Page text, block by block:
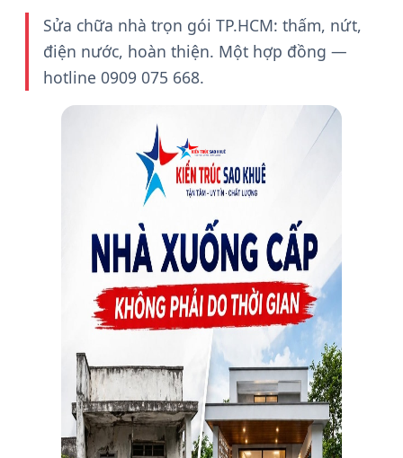
Sửa chữa nhà trọn gói TP.HCM: thấm, nứt,
điện nước, hoàn thiện. Một hợp đồng —
hotline 0909 075 668.